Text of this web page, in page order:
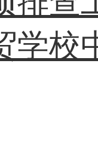
学校